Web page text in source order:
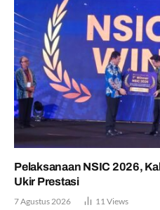
Pelaksanaan NSIC 2026,
Ukir Prestasi
7 Agustus 2026 11Views